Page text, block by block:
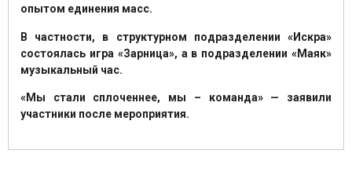
опытом единения масс.
В частности, в структурном подразделении «Искра»
состоялась игра «Зарница», а в подразделении «Маяк»
музыкальный час.
«Мы стали сплоченнее, мы – команда» — заявили
участники после мероприятия.